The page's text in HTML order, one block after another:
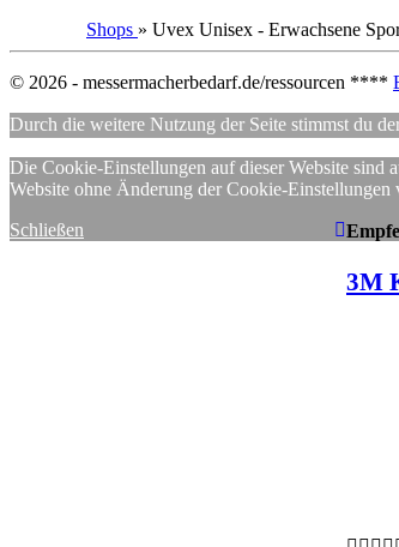
3M
Shops » Uvex Unisex - Erwachsene
© 2026 - messermacherbedarf.de/ressourcen ****
Durch die weitere Nutzung der Seite stimmst du
Die Cookie-Einstellungen auf dieser Website sind
Website ohne Änderung der Cookie-
Schließen